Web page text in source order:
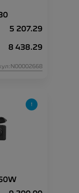
5 207.29
8 438.29